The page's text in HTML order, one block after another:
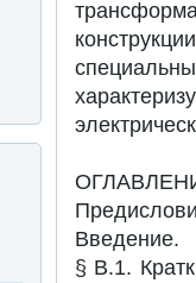
Введение.
§ В.1.